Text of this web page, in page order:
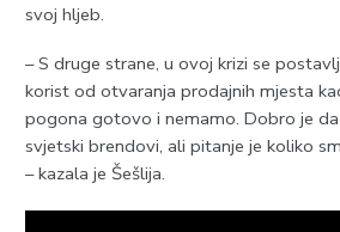
svoj hljeb.
– S druge strane, u ovoj krizi se
korist od otvaranja prodajnih mjesta
pogona gotovo i nemamo. Dobro je
svjetski brendovi, ali pitanje je koliko
– kazala je Šešlija.